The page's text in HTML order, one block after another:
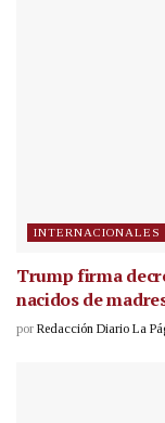
INTERNACIONALES
Trump firma
nacidos de
por Redacción Diario La